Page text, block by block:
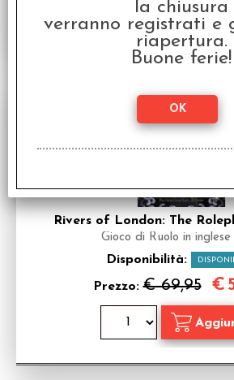
Rivers of London: The
Gioco di Ruolo in inglese
Disponibilità:
Prezzo:€ 69,95 €
la chiusura
verranno registrati e
riapertura.
Buone ferie!